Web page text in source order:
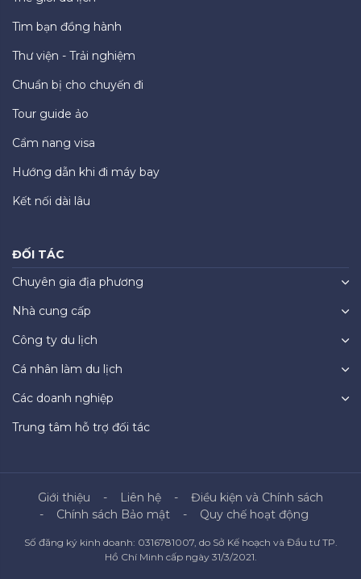
Tìm bạn đồng hành
Thư viện - Trải nghiệm
Chuẩn bị cho chuyến đi
Tour guide ảo
Cẩm nang visa
Hướng dẫn khi đi máy bay
Kết nối dài lâu
ĐỐI TÁC
Chuyên gia địa phương
Nhà cung cấp
Công ty du lịch
Cá nhân làm du lịch
Các doanh nghiệp
Trung tâm hỗ trợ đối tác
Giới thiệu Liên hệ
Điều kiện và Chính sách
Chính sách Bảo mật
Quy chế hoạt động
Số đăng ký kinh doanh: 0316781007, do Sở Kế hoạch và Đầu tư TP.
Hồ Chí Minh cấp ngày 31/3/2021.